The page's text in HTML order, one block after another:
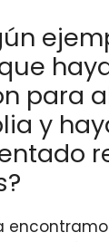
para
y